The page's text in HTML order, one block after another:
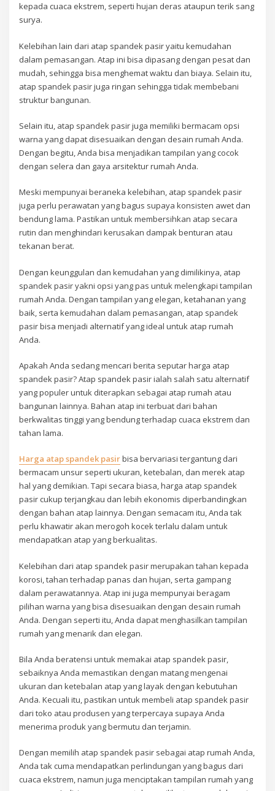
kepada cuaca ekstrem, seperti hujan deras ataupun terik sang
surya.
Kelebihan lain dari atap spandek pasir yaitu kemudahan
dalam pemasangan. Atap ini bisa dipasang dengan pesat dan
mudah, sehingga bisa menghemat waktu dan biaya. Selain itu,
atap spandek pasir juga ringan sehingga tidak membebani
struktur bangunan.
Selain itu, atap spandek pasir juga memiliki bermacam opsi
warna yang dapat disesuaikan dengan desain rumah Anda.
Dengan begitu, Anda bisa menjadikan tampilan yang cocok
dengan selera dan gaya arsitektur rumah Anda.
Meski mempunyai beraneka kelebihan, atap spandek pasir
juga perlu perawatan yang bagus supaya konsisten awet dan
bendung lama. Pastikan untuk membersihkan atap secara
rutin dan menghindari kerusakan dampak benturan atau
tekanan berat.
Dengan keunggulan dan kemudahan yang dimilikinya, atap
spandek pasir yakni opsi yang pas untuk melengkapi tampilan
rumah Anda. Dengan tampilan yang elegan, ketahanan yang
baik, serta kemudahan dalam pemasangan, atap spandek
pasir bisa menjadi alternatif yang ideal untuk atap rumah
Anda.
Apakah Anda sedang mencari berita seputar harga atap
spandek pasir? Atap spandek pasir ialah salah satu alternatif
yang populer untuk diterapkan sebagai atap rumah atau
bangunan lainnya. Bahan atap ini terbuat dari bahan
berkwalitas tinggi yang bendung terhadap cuaca ekstrem dan
tahan lama.
Harga atap spandek pasirbisa bervariasi tergantung dari
bermacam unsur seperti ukuran, ketebalan, dan merek atap
hal yang demikian. Tapi secara biasa, harga atap spandek
pasir cukup terjangkau dan lebih ekonomis diperbandingkan
dengan bahan atap lainnya. Dengan semacam itu, Anda tak
perlu khawatir akan merogoh kocek terlalu dalam untuk
mendapatkan atap yang berkualitas.
Kelebihan dari atap spandek pasir merupakan tahan kepada
korosi, tahan terhadap panas dan hujan, serta gampang
dalam perawatannya. Atap ini juga mempunyai beragam
pilihan warna yang bisa disesuaikan dengan desain rumah
Anda. Dengan seperti itu, Anda dapat menghasilkan tampilan
rumah yang menarik dan elegan.
Bila Anda beratensi untuk memakai atap spandek pasir,
sebaiknya Anda memastikan dengan matang mengenai
ukuran dan ketebalan atap yang layak dengan kebutuhan
Anda. Kecuali itu, pastikan untuk membeli atap spandek pasir
dari toko atau produsen yang terpercaya supaya Anda
menerima produk yang bermutu dan terjamin.
Dengan memilih atap spandek pasir sebagai atap rumah Anda,
Anda tak cuma mendapatkan perlindungan yang bagus dari
cuaca ekstrem, namun juga menciptakan tampilan rumah yang